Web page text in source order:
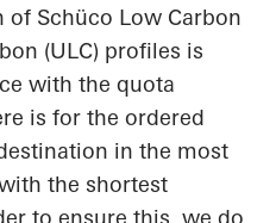
Schüco Low Carbon
(ULC) profiles is
with the quota
is for the ordered
in the most
the shortest
to ensure this, we do